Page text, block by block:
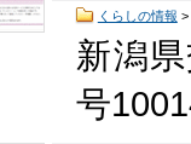
くらしの情報 >
新潟
号